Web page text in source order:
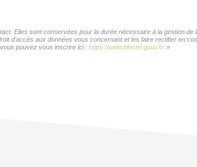
Elles sont conservées pour la durée nécessaire à la gestion de
d'accès aux données vous concernant et les faire rectifier en
pouvez vous inscrire ici : https://www.bloctel.gouv.fr/»